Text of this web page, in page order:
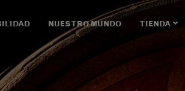
NUESTRO MUNDO TIENDA